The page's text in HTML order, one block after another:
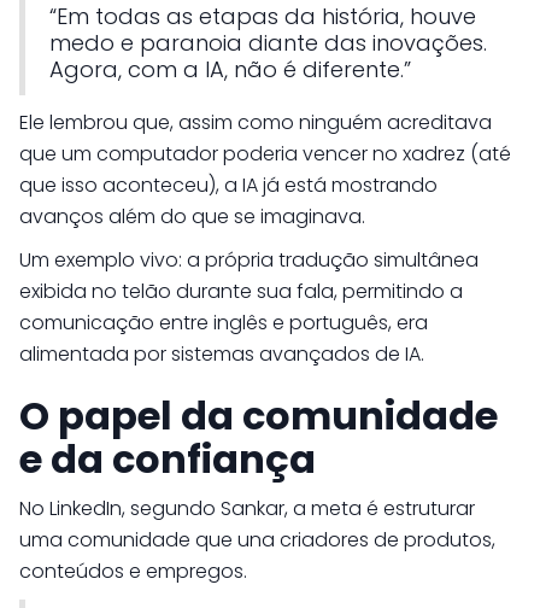
“Em todas as etapas da história, houve
medo e paranoia diante das inovações.
Agora, com a IA, não é diferente.”
Ele lembrou que, assim como ninguém acreditava
que um computador poderia vencer no xadrez (até
que isso aconteceu), a IA já está mostrando
avanços além do que se imaginava.
Um exemplo vivo: a própria tradução simultânea
exibida no telão durante sua fala, permitindo a
comunicação entre inglês e português, era
alimentada por sistemas avançados de IA.
O papel da comunidade
e da confiança
No LinkedIn, segundo Sankar, a meta é estruturar
uma comunidade que una criadores de produtos,
conteúdos e empregos.